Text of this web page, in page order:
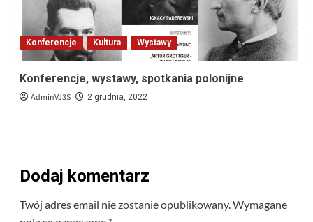
Konferencje Kultura Wystawy
Konferencje, wystawy, spotkania polonijne
AdminVJ3S 2 grudnia, 2022
Dodaj komentarz
Twój adres email nie zostanie opublikowany.Wymagane